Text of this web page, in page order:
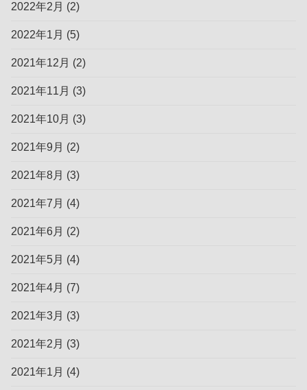
2022年2月 (2)
2022年1月 (5)
2021年12月 (2)
2021年11月 (3)
2021年10月 (3)
2021年9月 (2)
2021年8月 (3)
2021年7月 (4)
2021年6月 (2)
2021年5月 (4)
2021年4月 (7)
2021年3月 (3)
2021年2月 (3)
2021年1月 (4)